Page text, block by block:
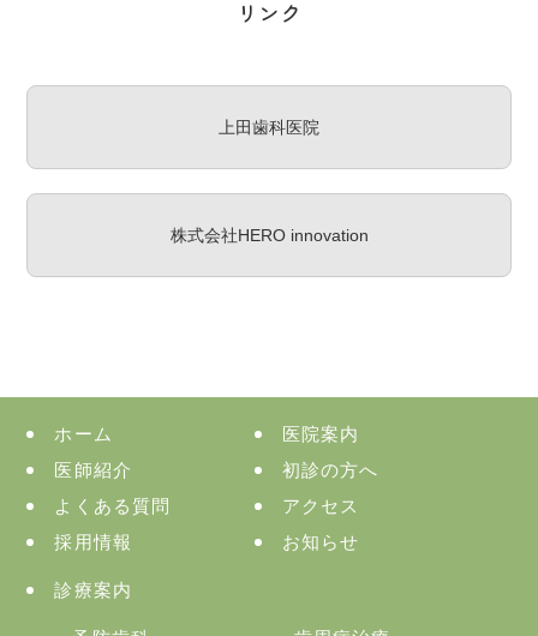
リンク
上田歯科医院
株式会社HERO innovation
ホーム
医院案内
医師紹介
初診の方へ
よくある質問
アクセス
採用情報
お知らせ
診療案内